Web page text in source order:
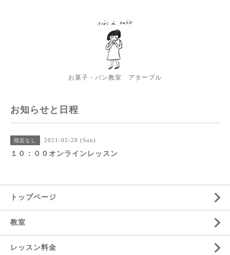
お菓子・パン教室 アターブル
お知らせと日程
指定なし 2021-02-28 (Sun)
１０：００オンラインレッスン
トップページ
教室
レッスン料金